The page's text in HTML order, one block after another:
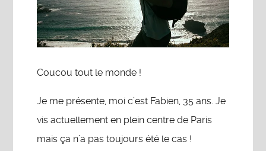
Coucou tout le monde !
Je me présente, moi c’est Fabien, 35 ans. Je
vis actuellement en plein centre de Paris
mais ça n’a pas toujours été le cas !